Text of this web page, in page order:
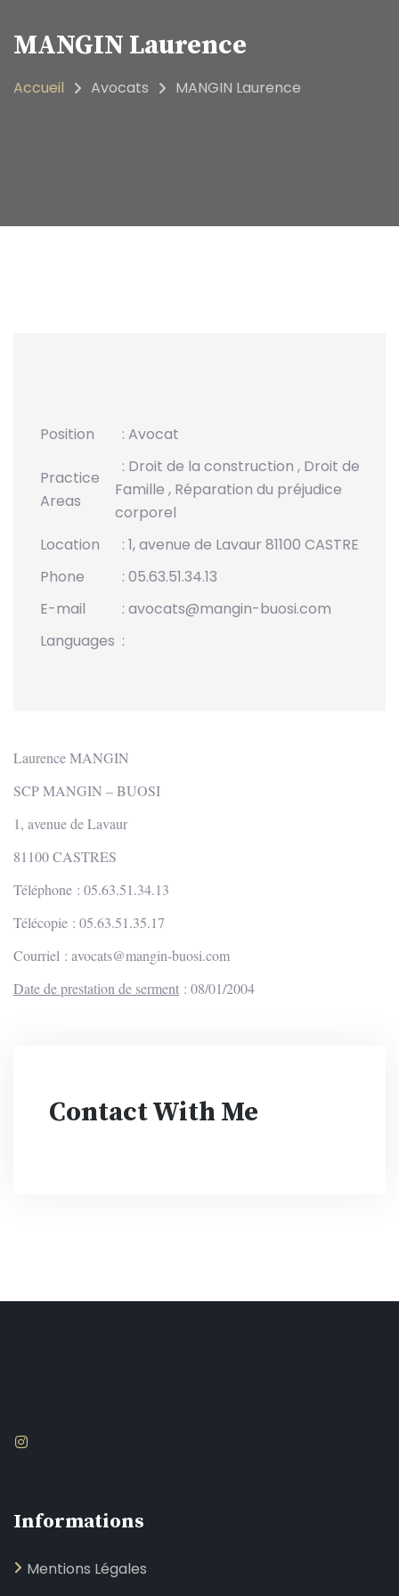
MANGIN Laurence
Accueil Avocats MANGIN Laurence
Position : Avocat
Practice
Areas
: Droit de la construction , Droit de la
Famille , Réparation du préjudice
corporel
Location
: 1, avenue de Lavaur 81100 CASTRES
Phone
: 05.63.51.34.13
E-mail
: avocats@mangin-buosi.com
Languages :
Laurence MANGIN
SCP MANGIN – BUOSI
1, avenue de Lavaur
81100 CASTRES
Téléphone : 05.63.51.34.13
Télécopie : 05.63.51.35.17
Courriel : avocats@mangin-buosi.com
Date de prestation de serment : 08/01/2004
Contact With Me
Informations
Mentions Légales